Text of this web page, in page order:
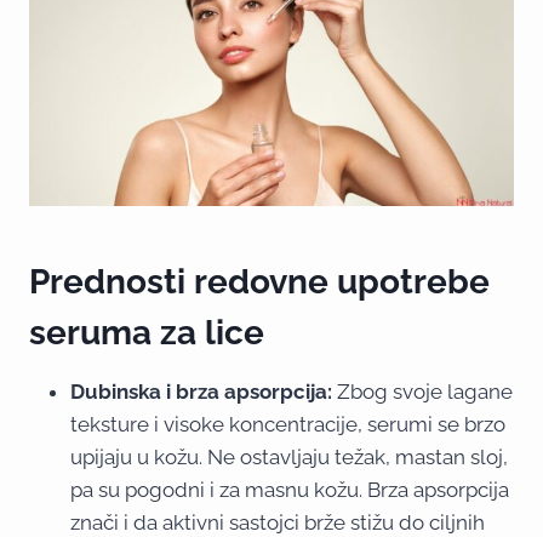
Prednosti redovne upotrebe
seruma za lice
Dubinska i brza apsorpcija: Zbog svoje lagane
teksture i visoke koncentracije, serumi se brzo
upijaju u kožu. Ne ostavljaju težak, mastan sloj,
pa su pogodni i za masnu kožu. Brza apsorpcija
znači i da aktivni sastojci brže stižu do ciljnih